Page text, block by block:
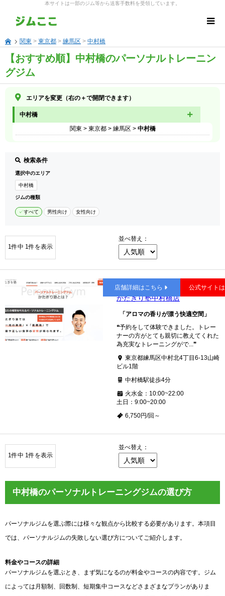
本サイトは一部のジム等から送客手数料を受領しています。
関東 >東京都 >練馬区 >中村橋
【おすすめ順】中村橋のパーソナルトレーニン
グジム
エリアを変更（右の＋で開閉できます）
中村橋
関東 > 東京都> 練馬区 > 中村橋
検索条件
選択中のエリア
中村橋
ジムの種類
すべて 男性向け 女性向け
1件中 1件を表示
並べ替え：
中村橋
かたぎり塾中村橋店
「アロマの香りが漂う快適空間」
❝予約をして体験できました。トレー
ナーの方がとても親切に教えてくれた
為充実なトレーニングがで...❞
東京都練馬区中村北4丁目6-13山崎
ビル1階
中村橋駅徒歩4分
火水金：10:00~22:00
土日：9:00~20:00
6,750円/回～
店舗詳細はこちら 公式サイト
1件中 1件を表示
並べ替え：
中村橋のパーソナルトレーニングジムの選び方
パーソナルジムを選ぶ際には様々な観点から比較する必要があります。本項目
では、パーソナルジムの失敗しない選び方についてご紹介します。
料金やコースの詳細
パーソナルジムを選ぶとき、まず気になるのが料金やコースの内容です。ジム
によっては月額制、回数制、短期集中コースなどさまざまなプランがありま